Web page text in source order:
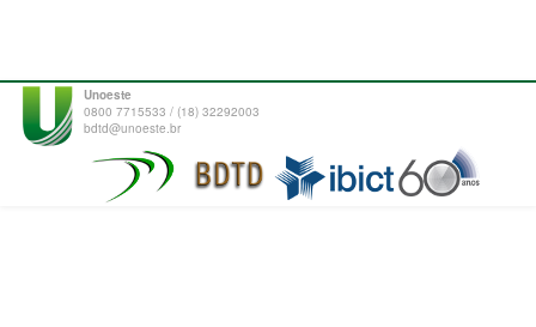
Unoeste
0800 7715533 / (18) 32292003
bdtd@unoeste.br